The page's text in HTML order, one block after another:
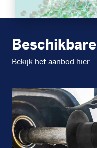
Bekijk het aanbod hier